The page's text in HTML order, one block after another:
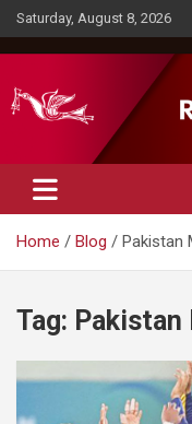
Skip
to
content
Saturday, August 8, 2026
Rupavahini
Home Blog Pakistan
Tag: Pakistan